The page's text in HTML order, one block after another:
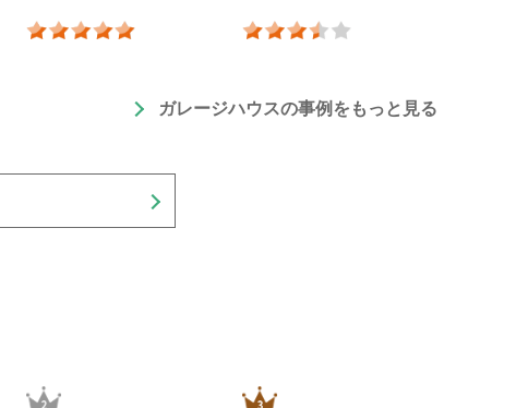
ガレージハウスの事例をもっと見る